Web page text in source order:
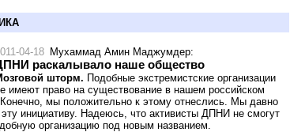
04-18 Мухаммад Амин Маджумдер:
раскалывало наше общество
шторм. Подобные экстремистские организации
имеют право на существование в нашем российском
мы положительно к этому отнеслись. Мы давно
инициативу. Надеюсь, что активисты ДПНИ не смогут
организацию под новым названием.